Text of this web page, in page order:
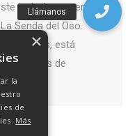
artículo queremos
Senda del Oso.
y ciclistas, está
bonitas de
la
de
Más
×